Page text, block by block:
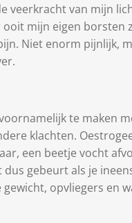
veerkracht van mijn
mijn eigen borsten
Niet enorm pijnlijk,
te maken
klachten.
een beetje vocht
gebeurt als je
opvliegers en